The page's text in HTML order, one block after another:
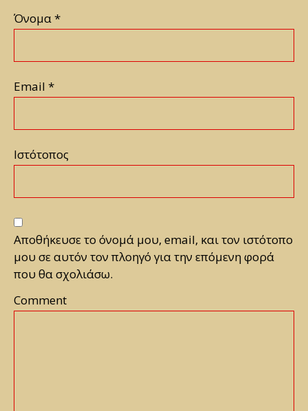
Όνομα*
Email *
Ιστότοπος
Αποθήκευσε το όνομά μου, email, και τον ιστότοπο
μου σε αυτόν τον πλοηγό για την επόμενη φορά
που θα σχολιάσω.
Comment